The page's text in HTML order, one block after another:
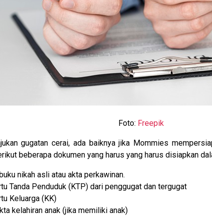
Foto: Freepik
gugatan cerai, ada baiknya jika Mommies
beberapa dokumen yang harus yang harus disiapkan
nikah asli atau akta perkawinan.
Tanda Penduduk (KTP) dari penggugat dan tergugat
Keluarga (KK)
kelahiran anak (jika memiliki anak)